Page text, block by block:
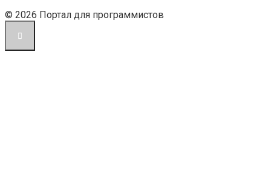
© 2026 Портал для программистов